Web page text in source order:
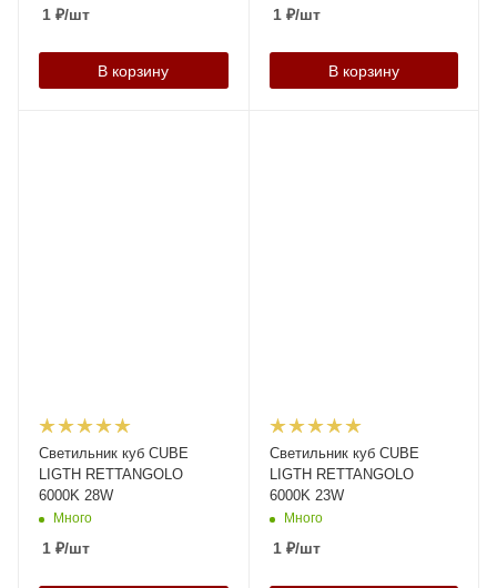
1 ₽/шт
В корзину
1₽/шт
В корзину
Светильник куб CUBE
LIGTH RETTANGOLO
6000K 28W
Много
1 ₽/шт
Светильник куб CUBE
LIGTH RETTANGOLO
6000K 23W
Много
1₽/шт